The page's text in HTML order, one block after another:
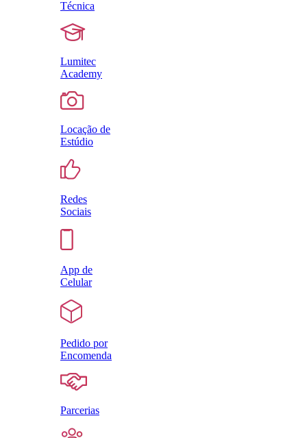
Técnica
Lumitec
Academy
Locação de
Estúdio
Redes
Sociais
App de
Celular
Pedido por
Encomenda
Parcerias